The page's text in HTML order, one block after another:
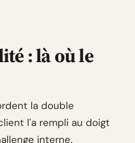
: là où le
la double
l'a rempli au doigt
interne.